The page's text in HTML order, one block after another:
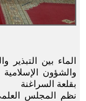
الماء بين التبذير
والشؤون الإسلامية
بقلعة السراغنة